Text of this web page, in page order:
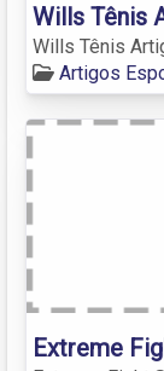
Wills Tênis
Wills Tênis
Artigos
Extreme